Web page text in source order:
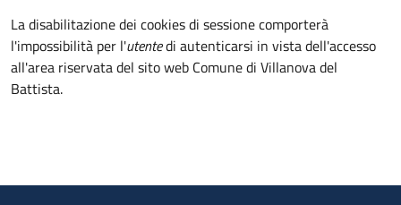
La disabilitazione dei cookies di sessione comporterà
l'impossibilità per l'utentedi autenticarsi in vista dell'accesso
all'area riservata del sito web Comune di Villanova del
Battista.